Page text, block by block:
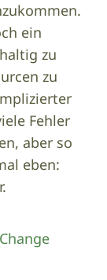
ein
zu
zu
Fehler
aber so
eben: